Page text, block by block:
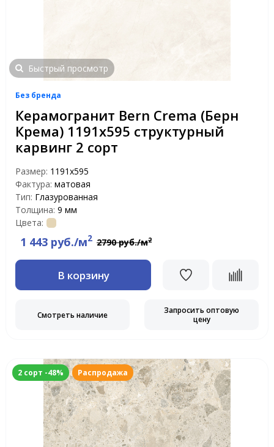
Быстрый просмотр
Без бренда
Керамогранит Bern Crema (Берн
Крема) 1191х595 структурный
карвинг 2 сорт
Размер: 1191x595
Фактура: матовая
Тип: Глазурованная
Толщина: 9 мм
Цвета:
1 443 руб./м2 2790 руб./м2
В корзину
Смотреть наличие
Запросить оптовую
цену
2 сорт -48% Распродажа